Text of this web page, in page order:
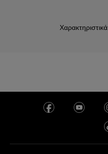
Χαρακτηριστικά